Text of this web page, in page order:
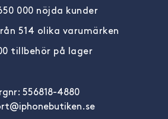
000 nöjda kunder
514 olika varumärken
tillbehör på lager
556818-4880